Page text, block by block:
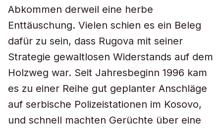
Abkommen derweil eine herbe
Enttäuschung. Vielen schien es ein Beleg
dafür zu sein, dass Rugova mit seiner
Strategie gewaltlosen Widerstands auf dem
Holzweg war. Seit Jahresbeginn 1996 kam
es zu einer Reihe gut geplanter Anschläge
auf serbische Polizeistationen im Kosovo,
und schnell machten Gerüchte über eine